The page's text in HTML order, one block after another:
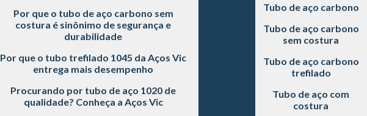
Por que o tubo de aço carbono sem
costura é sinônimo de segurança e
durabilidade
Por que o tubo trefilado 1045 da Aços Vic
entrega mais desempenho
Procurando por tubo de aço 1020 de
qualidade? Conheça a Aços Vic
Tubo de aço carbono
Tubo de aço carbono
sem costura
Tubo de aço carbono
trefilado
Tubo de aço com
costura